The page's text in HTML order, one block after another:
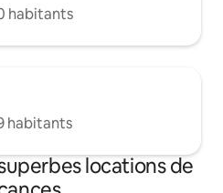
habitants
habitants
locations de